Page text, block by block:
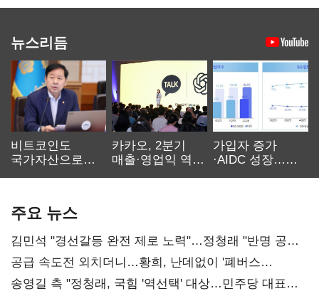
뉴스리듬
비트코인도
국가자산으로…'
카카오, 2분기
매출·영업익 역대
가입자 증가
·AIDC 성장…
주요 뉴스
김민석 "경선갈등 완전 제로 노력"…정청래 "반명 공세
사과부터"
공급 속도전 외치더니…황희, 난데없이 '폐버스
리모델링' 제안
송영길 측 "정청래, 국힘 '역선택' 대상…민주당 대표로